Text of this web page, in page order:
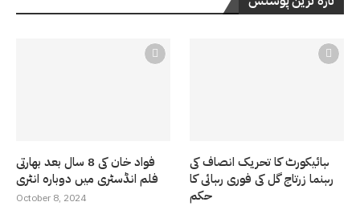
فواد خان کی 8 سال بعد بھارتی
فلم انڈسٹری میں دوبارہ انٹری
October 8, 2024
ہائیکورٹ کا تحریک انصاف کی
رہنما زرتاج گل کی فوری رہائی کا
حکم